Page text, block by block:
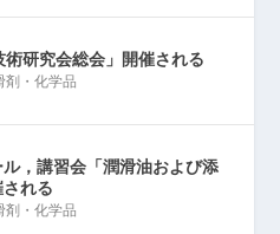
術研究会総会」開催される
剤・化学品
，講習会「潤滑油および添
れる
剤・化学品